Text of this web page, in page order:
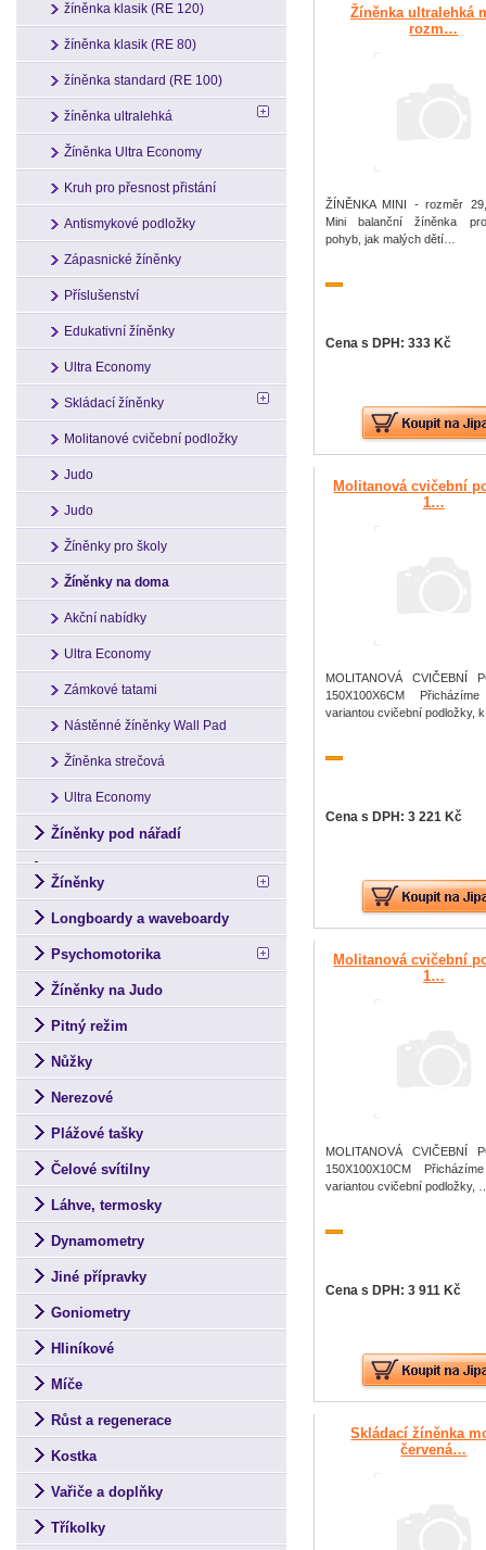
Žíněnka ultralehká
rozm…
ŽÍNĚNKA MINI - rozměr
Mini balanční žíněnka
pohyb, jak malých dětí…
Cena s DPH: 333 Kč
Molitanová cvičební
1…
MOLITANOVÁ CVIČEBNÍ
150X100X6CM
variantou cvičební podložky,
Cena s DPH: 3 221 Kč
Molitanová cvičební
1…
MOLITANOVÁ CVIČEBNÍ
150X100X10CM
variantou cvičební podložky,
Cena s DPH: 3 911 Kč
Skládací žíněnka
červená…
žíněnka klasik (RE 120)
žíněnka klasik (RE 80)
žíněnka standard (RE 100)
žíněnka ultralehká
Žíněnka Ultra Economy
Kruh pro přesnost přistání
Antismykové podložky
Zápasnické žíněnky
Příslušenství
Edukativní žíněnky
Ultra Economy
Skládací žíněnky
Molitanové cvičební podložky
Judo
Judo
Žíněnky pro školy
Žíněnky na doma
Akční nabídky
Ultra Economy
Zámkové tatami
Nástěnné žíněnky Wall Pad
Žíněnka strečová
Ultra Economy
Žíněnky pod nářadí
Žíněnky
Longboardy a waveboardy
Psychomotorika
Žíněnky na Judo
Pitný režim
Nůžky
Nerezové
Plážové tašky
Čelové svítilny
Láhve, termosky
Dynamometry
Jiné přípravky
Goniometry
Hliníkové
Míče
Růst a regenerace
Kostka
Vařiče a doplňky
Tříkolky